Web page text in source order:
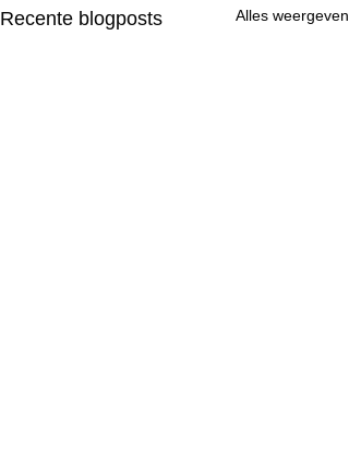
Recente blogposts Alles weergeven